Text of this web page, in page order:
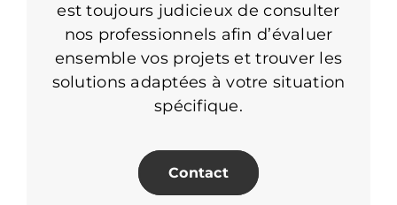
est toujours judicieux de consulter
nos professionnels afin d’évaluer
ensemble vos projets et trouver les
solutions adaptées à votre situation
spécifique.
Contact